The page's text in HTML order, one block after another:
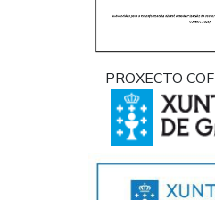
PROXECTO